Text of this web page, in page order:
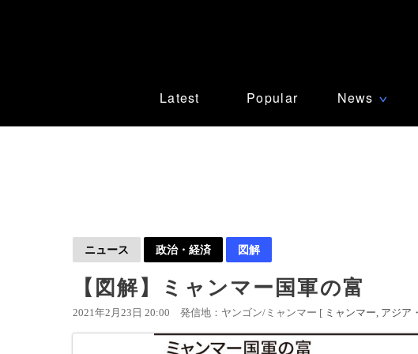
Latest Popular News ∨
ニュース 政治・経済 図解
【図解】ミャンマー国軍の富
2021年2月23日 20:00 発信地：ヤンゴン/ミャンマー [ ミャンマー アジア